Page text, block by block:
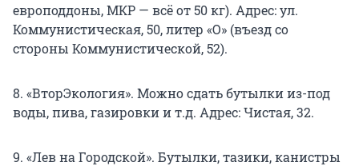
европоддоны, МКР — всё от 50 кг). Адрес: ул.
Коммунистическая, 50, литер «О» (въезд со
стороны Коммунистической, 52).
8. «ВторЭкология». Можно сдать бутылки из-под
воды, пива, газировки и т.д. Адрес: Чистая, 32.
9. «Лев на Городской». Бутылки, тазики, канистры